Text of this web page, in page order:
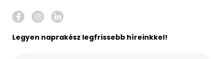
Legyen naprakész legfrissebb híreinkkel!